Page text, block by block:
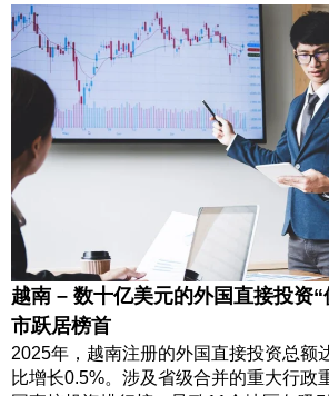
越南 – 数十亿美元的外国直接投资“
市跃居榜首
2025年，越南注册的外国直接投资总额
比增长0.5%。涉及省级合并的重大行政